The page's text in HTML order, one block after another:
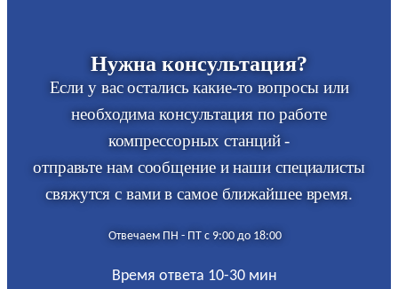
Нужна консультация?
Если у вас остались какие-то вопросы или
необходима консультация по работе
компрессорных станций -
отправьте нам сообщение и наши специалисты
свяжутся с вами в самое ближайшее время.
Отвечаем ПН - ПТ с 9:00 до 18:00
Время ответа 10-30 мин